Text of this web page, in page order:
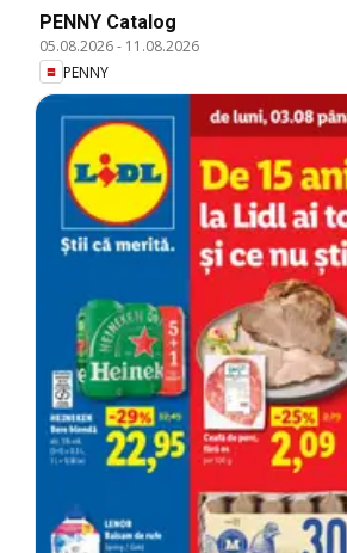
PENNY Catalog
05.08.2026- 11.08.2026
PENNY